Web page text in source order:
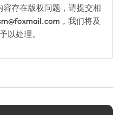
容存在版权问题，请提交相
，我们将及
以处理。